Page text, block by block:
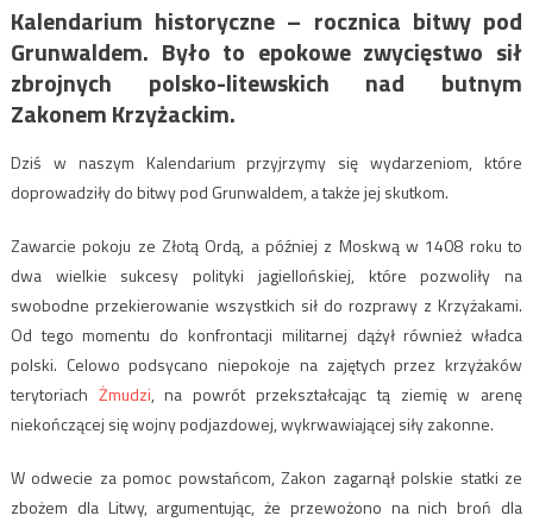
Kalendarium historyczne – rocznica bitwy pod
Grunwaldem. Było to epokowe zwycięstwo sił
zbrojnych polsko-litewskich nad butnym
Zakonem Krzyżackim.
Dziś w naszym Kalendarium przyjrzymy się wydarzeniom, które
doprowadziły do bitwy pod Grunwaldem, a także jej skutkom.
Zawarcie pokoju ze Złotą Ordą, a później z Moskwą w 1408 roku to
dwa wielkie sukcesy polityki jagiellońskiej, które pozwoliły na
swobodne przekierowanie wszystkich sił do rozprawy z Krzyżakami.
Od tego momentu do konfrontacji militarnej dążył również władca
polski. Celowo podsycano niepokoje na zajętych przez krzyżaków
terytoriach Żmudzi, na powrót przekształcając tą ziemię w arenę
niekończącej się wojny podjazdowej, wykrwawiającej siły zakonne.
W odwecie za pomoc powstańcom, Zakon zagarnął polskie statki ze
zbożem dla Litwy, argumentując, że przewożono na nich broń dla